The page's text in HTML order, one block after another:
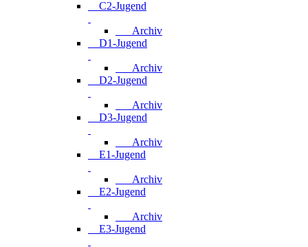
C2-Jugend
Archiv
D1-Jugend
Archiv
D2-Jugend
Archiv
D3-Jugend
Archiv
E1-Jugend
Archiv
E2-Jugend
Archiv
E3-Jugend